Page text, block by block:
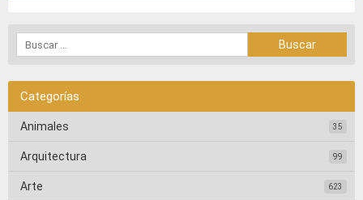
Categorías
Animales 35
Arquitectura 99
Arte 623